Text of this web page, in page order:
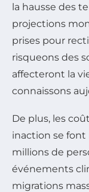
la hausse des
projections
prises pour
risqueons des
affecteront la
connaissons
De plus, les
inaction se font
millions de
événements
migrations